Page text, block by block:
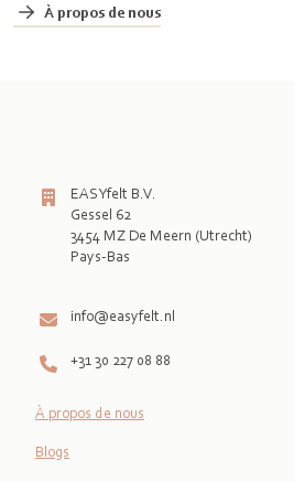
À propos de nous
EASYfelt B.V.
Gessel 62
3454 MZ De Meern (Utrecht)
Pays-Bas
info@easyfelt.nl
+31 30 227 08 88
À propos de nous
Blogs